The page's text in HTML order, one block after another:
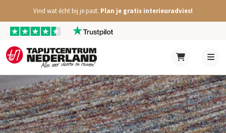
Vind wat écht bij je past. Plan je gratis interieuradvies!